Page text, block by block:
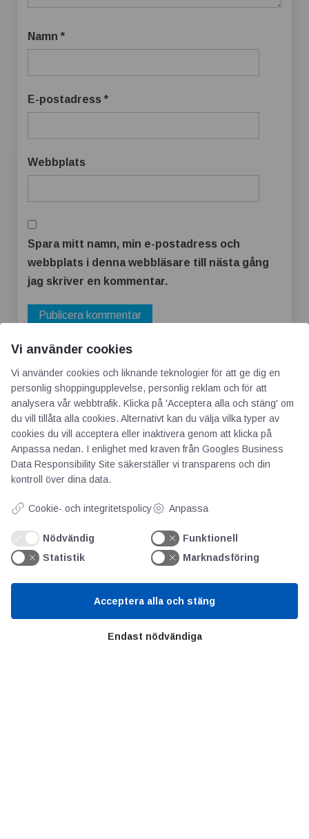
Namn *
E-postadress *
Webbplats
Spara mitt namn, min e-postadress och
webbplats i denna webbläsare till nästa gång
jag skriver en kommentar.
AOTI
Priser
GDPR
Vi använder cookies
Vi använder cookies och liknande teknologier för att ge dig en
personlig shoppingupplevelse, personlig reklam och för att
analysera vår webbtrafik. Klicka på 'Acceptera alla och stäng' om
du vill tillåta alla cookies. Alternativt kan du välja vilka typer av
cookies du vill acceptera eller inaktivera genom att klicka på
Anpassa nedan. I enlighet med kraven från Googles Business
Data Responsibility Site säkerställer vi transparens och din
kontroll över dina data.
Cookie- och integritetspolicy Anpassa
Nödvändig
Funktionell
Statistik
Marknadsföring
Endast nödvändiga
Acceptera alla och stäng